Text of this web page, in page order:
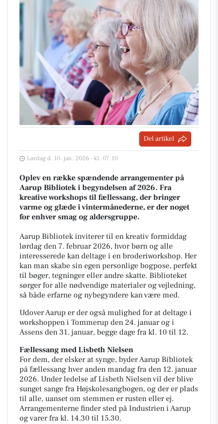
Del artikel
Lørdag d. 10. jan. 2026 - kl. 07:10
Oplev en række spændende arrangementer på
Aarup Bibliotek i begyndelsen af 2026. Fra
kreative workshops til fællessang, der bringer
varme og glæde i vintermånederne, er der noget
for enhver smag og aldersgruppe.
Aarup Bibliotek inviterer til en kreativ formiddag
lørdag den 7. februar 2026, hvor børn og alle
interesserede kan deltage i en broderiworkshop. Her
kan man skabe sin egen personlige bogpose, perfekt
til bøger, tegninger eller andre skatte. Biblioteket
sørger for alle nødvendige materialer og vejledning,
så både erfarne og nybegyndere kan være med.
Udover Aarup er der også mulighed for at deltage i
workshoppen i Tommerup den 24. januar og i
Assens den 31. januar, begge dage fra kl. 10 til 12.
Fællessang med Lisbeth Nielsen
For dem, der elsker at synge, byder Aarup Bibliotek
på fællessang hver anden mandag fra den 12. januar
2026. Under ledelse af Lisbeth Nielsen vil der blive
sunget sange fra Højskolesangbogen, og der er plads
til alle, uanset om stemmen er rusten eller ej.
Arrangementerne finder sted på Industrien i Aarup
og varer fra kl. 14.30 til 15.30.